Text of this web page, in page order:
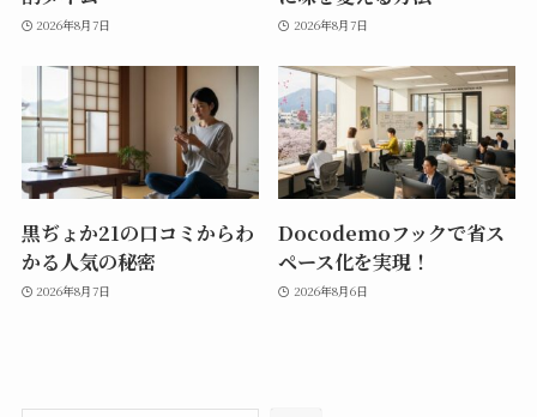
2026年8月7日 2026年8月7日
黒ぢょか21の口コミからわ
かる人気の秘密
2026年8月7日
Docodemoフックで省ス
ペース化を実現！
2026年8月6日